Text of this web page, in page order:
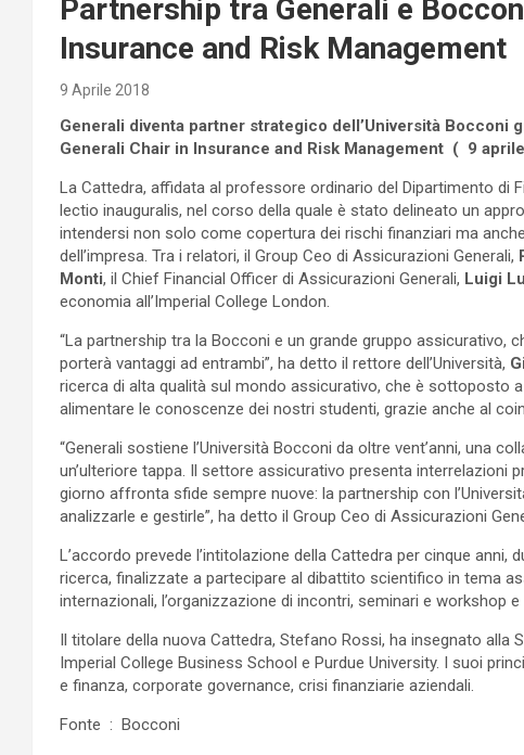
Partnership tra Generali e
Insurance and Risk Management
9 Aprile 2018
Generali diventa partner strategico dell’Università Bocconi
Generali Chair in Insurance and Risk Management ( 9
La Cattedra, affidata al professore ordinario del Dipartimento di
lectio inauguralis, nel corso della quale è stato delineato un
intendersi non solo come copertura dei rischi finanziari ma
dell’impresa. Tra i relatori, il Group Ceo di Assicurazioni Generali,
Monti, il Chief Financial Officer di Assicurazioni Generali, Luigi
economia all’Imperial College London.
“La partnership tra la Bocconi e un grande gruppo assicurativo,
porterà vantaggi ad entrambi”, ha detto il rettore dell’Università,
ricerca di alta qualità sul mondo assicurativo, che è sottoposto
alimentare le conoscenze dei nostri studenti, grazie anche al
“Generali sostiene l’Università Bocconi da oltre vent’anni, una
un’ulteriore tappa. Il settore assicurativo presenta interrelazioni
giorno affronta sfide sempre nuove: la partnership con
analizzarle e gestirle”, ha detto il Group Ceo di Assicurazioni
L’accordo prevede l’intitolazione della Cattedra per cinque
ricerca, finalizzate a partecipare al dibattito scientifico in tema
internazionali, l’organizzazione di incontri, seminari e workshop
Il titolare della nuova Cattedra, Stefano Rossi, ha insegnato alla
Imperial College Business School e Purdue University. I suoi
e finanza, corporate governance, crisi finanziarie aziendali.
Fonte : Bocconi